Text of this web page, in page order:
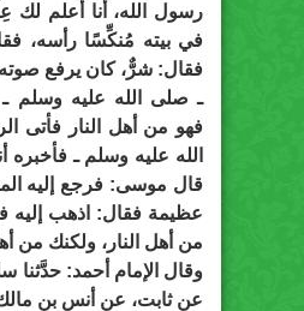
رسول الله، أنا أعلم لك
في بيته مُنكِّسًا رأسه،
فقال: شرٌّ، كان يرفع
ـ صلى الله عليه وسلم
فهو من أهل النار فأتى
الله عليه وسلم ـ فأخبره
قال موسى: فرجع إليه
عظيمة فقال: اذهب إليه
من أهل النار، ولكنك من
وقال الإمام أحمد: حدَّثنا
عن ثابت، عن أنس بن